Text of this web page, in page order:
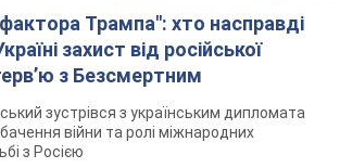
Трампа": хто насправді
захист від російської
з Безсмертним
зустрівся з українським дипломата
війни та ролі міжнародних
з Росією